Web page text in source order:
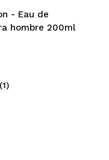
- Eau de
hombre 200ml
(1)